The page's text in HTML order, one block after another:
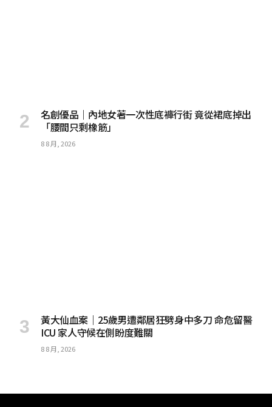
名創優品｜內地女著一次性底褲行街 竟從裙底掉出
「腰間只剩橡筋」
8 8 月, 2026
黃大仙血案｜25歲男遭鄰居狂劈身中多刀 命危留醫
ICU 家人守候在側盼度難關
8 8 月, 2026